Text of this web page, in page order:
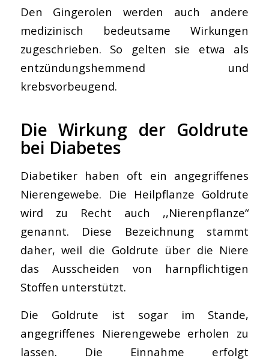
Den Gingerolen werden auch andere
medizinisch bedeutsame Wirkungen
zugeschrieben. So gelten sie etwa als
entzündungshemmend und
krebsvorbeugend.
Die Wirkung der Goldrute
bei Diabetes
Diabetiker haben oft ein angegriffenes
Nierengewebe. Die Heilpflanze Goldrute
wird zu Recht auch ,,Nierenpflanze“
genannt. Diese Bezeichnung stammt
daher, weil die Goldrute über die Niere
das Ausscheiden von harnpflichtigen
Stoffen unterstützt.
Die Goldrute ist sogar im Stande,
angegriffenes Nierengewebe erholen zu
lassen. Die Einnahme erfolgt